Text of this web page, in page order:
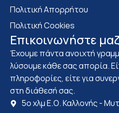
Πολιτική Απορρήτου
Πολιτική Cookies
Επικοινωνήστε
Έχουμε πάντα ανοιχτή
λύσουμε κάθε σας απορία.
πληροφορίες, είτε για
στη διάθεσή σας.
5ο χλμ Ε.Ο. Καλλονής -